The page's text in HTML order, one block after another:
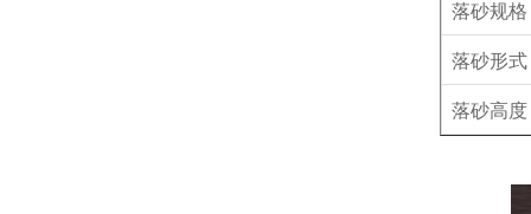
落砂规格
落砂形式
落砂高度